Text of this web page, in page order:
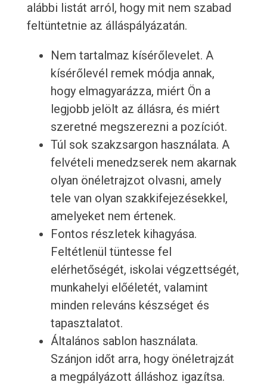
alábbi listát arról, hogy mit nem szabad
feltüntetnie az álláspályázatán.
Nem tartalmaz kísérőlevelet. A
kísérőlevél remek módja annak,
hogy elmagyarázza, miért Ön a
legjobb jelölt az állásra, és miért
szeretné megszerezni a pozíciót.
Túl sok szakzsargon használata. A
felvételi menedzserek nem akarnak
olyan önéletrajzot olvasni, amely
tele van olyan szakkifejezésekkel,
amelyeket nem értenek.
Fontos részletek kihagyása.
Feltétlenül tüntesse fel
elérhetőségét, iskolai végzettségét,
munkahelyi előéletét, valamint
minden releváns készséget és
tapasztalatot.
Általános sablon használata.
Szánjon időt arra, hogy önéletrajzát
a megpályázott álláshoz igazítsa.